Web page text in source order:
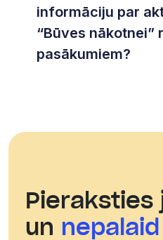
informāciju par
“Būves nākotnei”
pasākumiem?
Facebook
Youtube
Pieraksties
un